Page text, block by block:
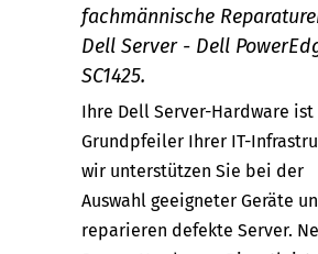
fachmännische
Dell Server - Dell
SC1425.
Ihre Dell Server-Hardware ist
Grundpfeiler Ihrer IT-
wir unterstützen Sie bei der
Auswahl geeigneter Geräte
reparieren defekte Server.